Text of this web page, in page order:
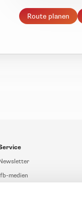
Route planen
medien